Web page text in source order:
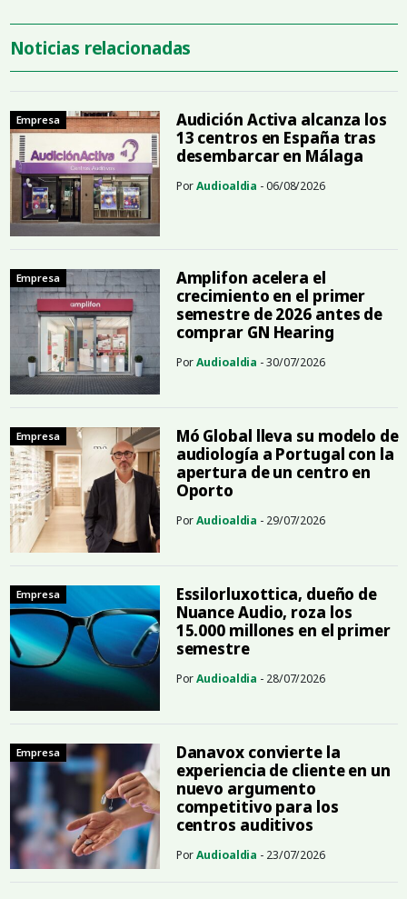
Noticias relacionadas
Empresa
Audición Activa alcanza los
13 centros en España tras
desembarcar en Málaga
PorAudioaldia - 06/08/2026
Empresa
Amplifon acelera el
crecimiento en el primer
semestre de 2026 antes de
comprar GN Hearing
PorAudioaldia - 30/07/2026
Empresa
Mó Global lleva su modelo de
audiología a Portugal con la
apertura de un centro en
Oporto
PorAudioaldia - 29/07/2026
Empresa
Essilorluxottica, dueño de
Nuance Audio, roza los
15.000 millones en el primer
semestre
PorAudioaldia - 28/07/2026
Empresa
Danavox convierte la
experiencia de cliente en un
nuevo argumento
competitivo para los
centros auditivos
PorAudioaldia - 23/07/2026